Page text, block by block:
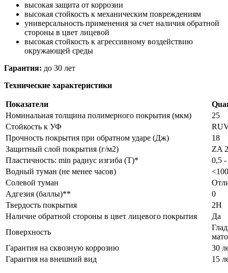
высокая защита от коррозии
высокая стойкость к механическим повреждениям
универсальность применения за счет наличия обратной
стороны в цвет лицевой
высокая стойкость к агрессивному воздействию
окружающей среды
Гарантия: до 30 лет
Технические характеристики
Показатели
Номинальная толщина полимерного покрытия (мкм)
25
Стойкость к УФ
Прочность покрытия при обратном ударе (Дж)
18
Защитный слой покрытия (г/м2)
ZA
Пластичность: min радиус изгиба (Т)*
0,5 -
Водный туман (не менее часов)
Солевой туман
Адгезия (баллы)**
0
Твердость покрытия
2H
Наличие обратной стороны в цвет лицевого покрытия
Да
Поверхность
Гарантия на сквозную коррозию
30
Гарантия на внешний вид
15